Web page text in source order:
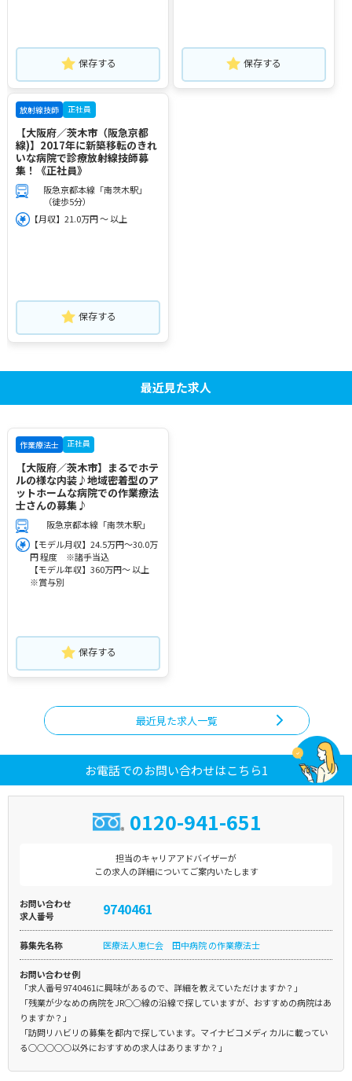
保存する 保存する
放射線技師 正社員
【大阪府／茨木市（阪急京都
線)】2017年に新築移転のきれ
いな病院で診療放射線技師募
集！《正社員》
阪急京都本線「南茨木駅」
（徒歩5分）
【月収】21.0万円 ～ 以上
保存する
最近見た求人
作業療法士 正社員
【大阪府／茨木市】まるでホテ
ルの様な内装♪地域密着型のア
ットホームな病院での作業療法
士さんの募集♪
阪急京都本線「南茨木駅」
【モデル月収】24.5万円～30.0万
円 程度 ※諸手当込
【モデル年収】360万円～ 以上
※賞与別
保存する
最近見た求人一覧
お電話でのお問い合わせはこちら1
0120-941-651
担当のキャリアアドバイザーが
この求人の詳細についてご案内いたします
お問い合わせ
求人番号
9740461
募集先名称 医療法人恵仁会 田中病院 の作業療法士
お問い合わせ例
「求人番号9740461に興味があるので、詳細を教えていただけますか？」
「残業が少なめの病院をJR○○線の沿線で探していますが、おすすめの病院はあ
りますか？」
「訪問リハビリの募集を都内で探しています。マイナビコメディカルに載ってい
る○○○○○以外におすすめの求人はありますか？」